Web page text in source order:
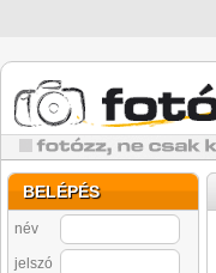
BELÉPÉS
név
jelszó